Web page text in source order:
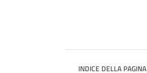
INDICE DELLA PAGINA